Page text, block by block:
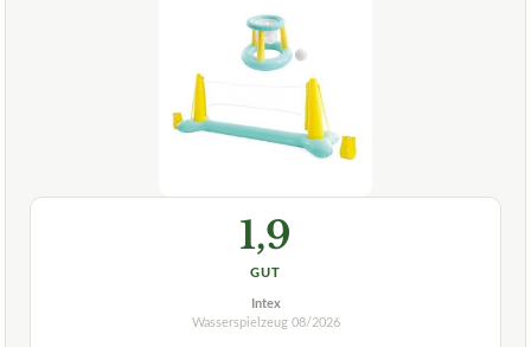
1,9
GUT
Intex
Wasserspielzeug 08/2026